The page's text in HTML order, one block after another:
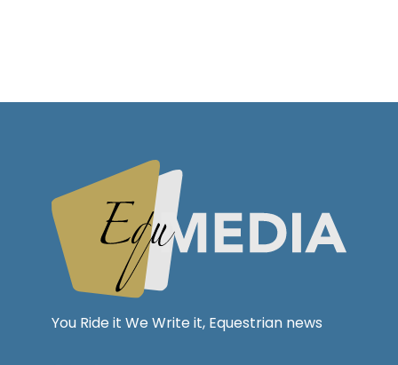
You Ride it We Write it, Equestrian news